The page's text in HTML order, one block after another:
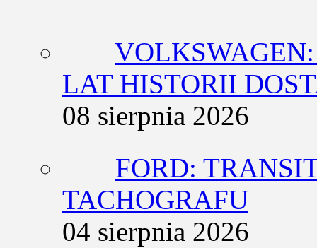
LAT HISTORII
08 sierpnia 2026
FORD:
TACHOGRAFU
04 sierpnia 2026